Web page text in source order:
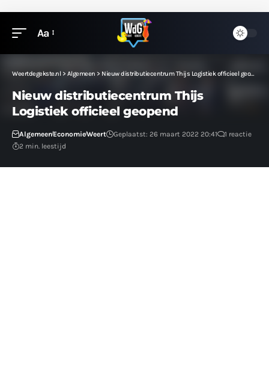
Aa
Weertdegekste.nl > Algemeen > Nieuw distributiecentrum Thijs Logistiek officieel geopend
Nieuw distributiecentrum Thijs
Logistiek officieel geopend
AlgemeenEconomieWeert Geplaatst: 26 maart 2022 20:41
1 reactie
2 min. leestijd